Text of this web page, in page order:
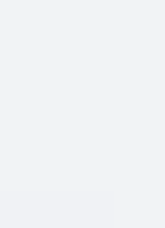
份CB证